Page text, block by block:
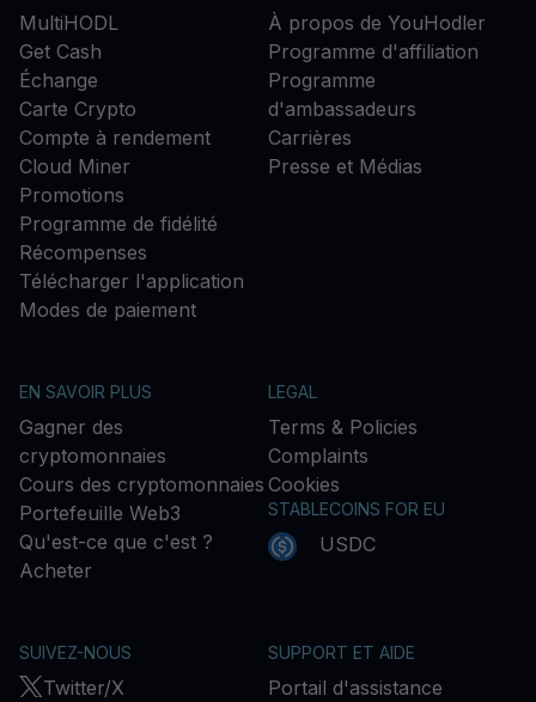
MultiHODL
Get Cash
Échange
Carte Crypto
Compte à rendement
Cloud Miner
Promotions
Programme de fidélité
Récompenses
Télécharger l'application
Modes de paiement
À propos de YouHodler
Programme d'affiliation
Programme
d'ambassadeurs
Carrières
Presse et Médias
EN SAVOIR PLUS
Gagner des
cryptomonnaies
Cours des cryptomonnaies
Portefeuille Web3
Qu'est-ce que c'est ?
Acheter
LEGAL
Terms & Policies
Complaints
Cookies
STABLECOINS FOR EU
USDC
SUIVEZ-NOUS
Twitter/X
SUPPORT ET AIDE
Portail d'assistance